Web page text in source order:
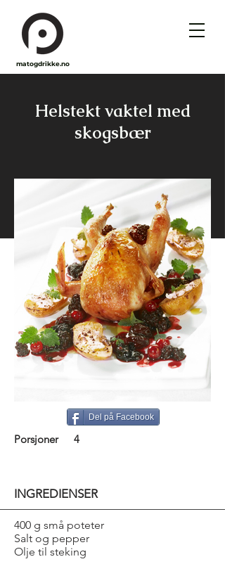
matogdrikke.no
Helstekt vaktel med
skogsbær
Del på Facebook
Porsjoner 4
INGREDIENSER
400 g små poteter
Salt og pepper
Olje til steking